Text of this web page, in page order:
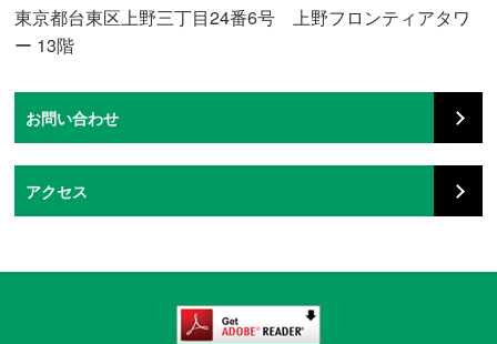
東京都台東区上野三丁目24番6号 上野フロンティアタワ
ー 13階
お問い合わせ
アクセス